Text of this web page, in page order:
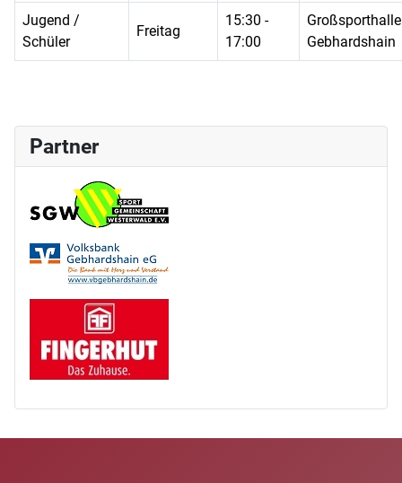
Jugend /
Schüler
Freitag
15:30 -
17:00
Großsporthalle
Gebhardshain
Partner